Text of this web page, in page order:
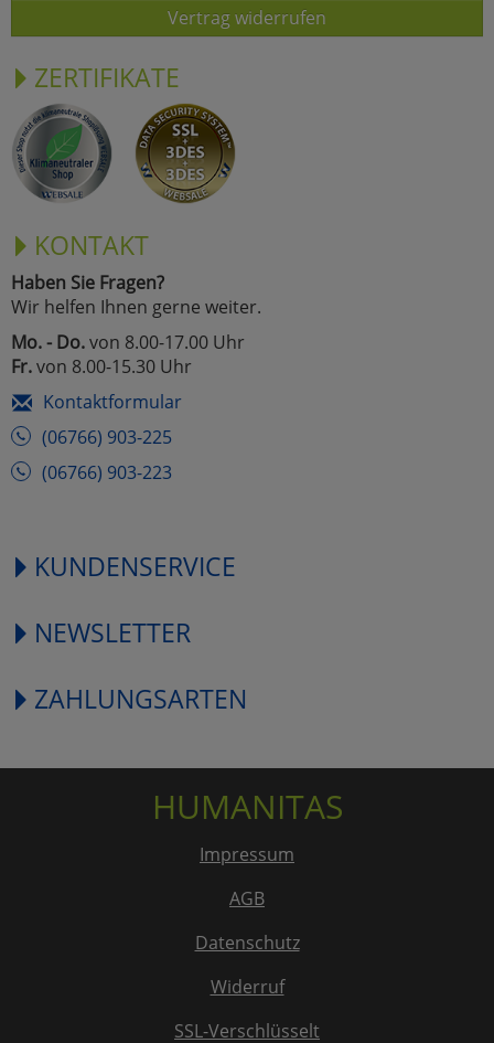
Vertrag widerrufen
ZERTIFIKATE
KONTAKT
Haben Sie Fragen?
Wir helfen Ihnen gerne weiter.
Mo. - Do.von 8.00-17.00 Uhr
Fr.von 8.00-15.30 Uhr
Kontaktformular
(06766) 903-225
(06766) 903-223
KUNDENSERVICE
NEWSLETTER
ZAHLUNGSARTEN
HUMANITAS
Impressum
AGB
Datenschutz
Widerruf
SSL-Verschlüsselt